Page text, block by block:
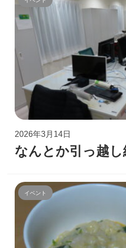
2026年3月14日
なんとか引っ越
イベント